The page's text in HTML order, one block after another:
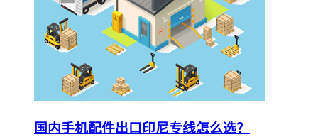
国内手机配件出口印尼专线怎么选？